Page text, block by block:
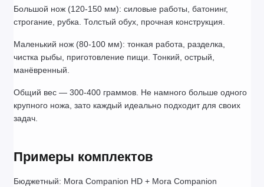
Большой нож (120-150 мм): силовые работы, батонинг,
строгание, рубка. Толстый обух, прочная конструкция.
Маленький нож (80-100 мм): тонкая работа, разделка,
чистка рыбы, приготовление пищи. Тонкий, острый,
манёвренный.
Общий вес — 300-400 граммов. Не намного больше одного
крупного ножа, зато каждый идеально подходит для своих
задач.
Примеры комплектов
Бюджетный: Mora Companion HD + Mora Companion